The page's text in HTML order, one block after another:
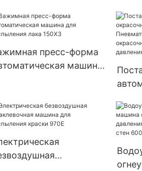
машина
распыления краски
с
пресс-форма
машина
6c/